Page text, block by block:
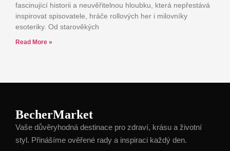
fascinující historii a neuvěřitelnou hloubku, která nepřestává
inspirovat spisovatele, hráče rollových her i milovníky
esoteriky. Od starověkých
Read More »
BecherMarket
Vaše důvěryhodná destinace pro zdraví, krásu a životní
styl. Přinášíme ověřené rady a inspiraci každý den.